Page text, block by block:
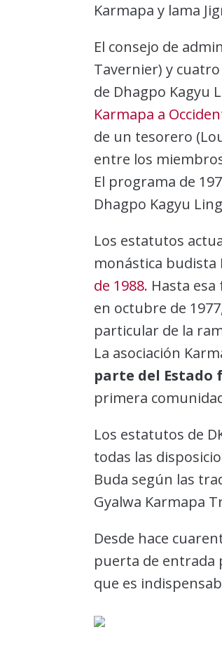
Karmapa y lama
El consejo de
Tavernier) y
de Dhagpo Kagyu
Karmapa a
de un tesorero
entre los
El programa de
Dhagpo Kagyu
Los estatutos
monástica budista
de 1988. Hasta
en octubre de
particular de la
La asociación
parte del Estado
primera
Los estatutos de
todas las
Buda según las
Gyalwa Karmapa
Desde hace
puerta de entrada
que es